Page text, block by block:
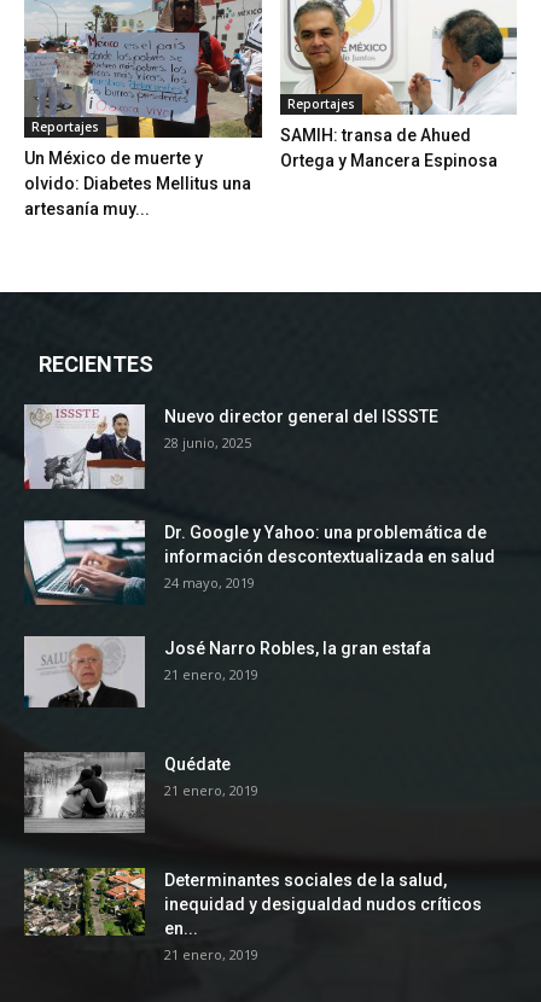
Reportajes
Un México de muerte y
olvido: Diabetes Mellitus una
artesanía muy...
Reportajes
SAMIH: transa de Ahued
Ortega y Mancera Espinosa
RECIENTES
Nuevo director general del ISSSTE
28 junio, 2025
Dr. Google y Yahoo: una problemática de
información descontextualizada en salud
24 mayo, 2019
José Narro Robles, la gran estafa
21 enero, 2019
Quédate
21 enero, 2019
Determinantes sociales de la salud,
inequidad y desigualdad nudos críticos
en...
21 enero, 2019